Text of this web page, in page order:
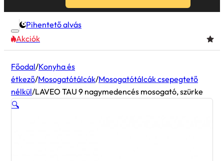
Pihentető alvás
Akciók
Főodal/Konyha és
étkező/Mosogatótálcák/Mosogatótálcák csepegtető
nélkül/LAVEO TAU 9 nagymedencés mosogató, szürke
🔍